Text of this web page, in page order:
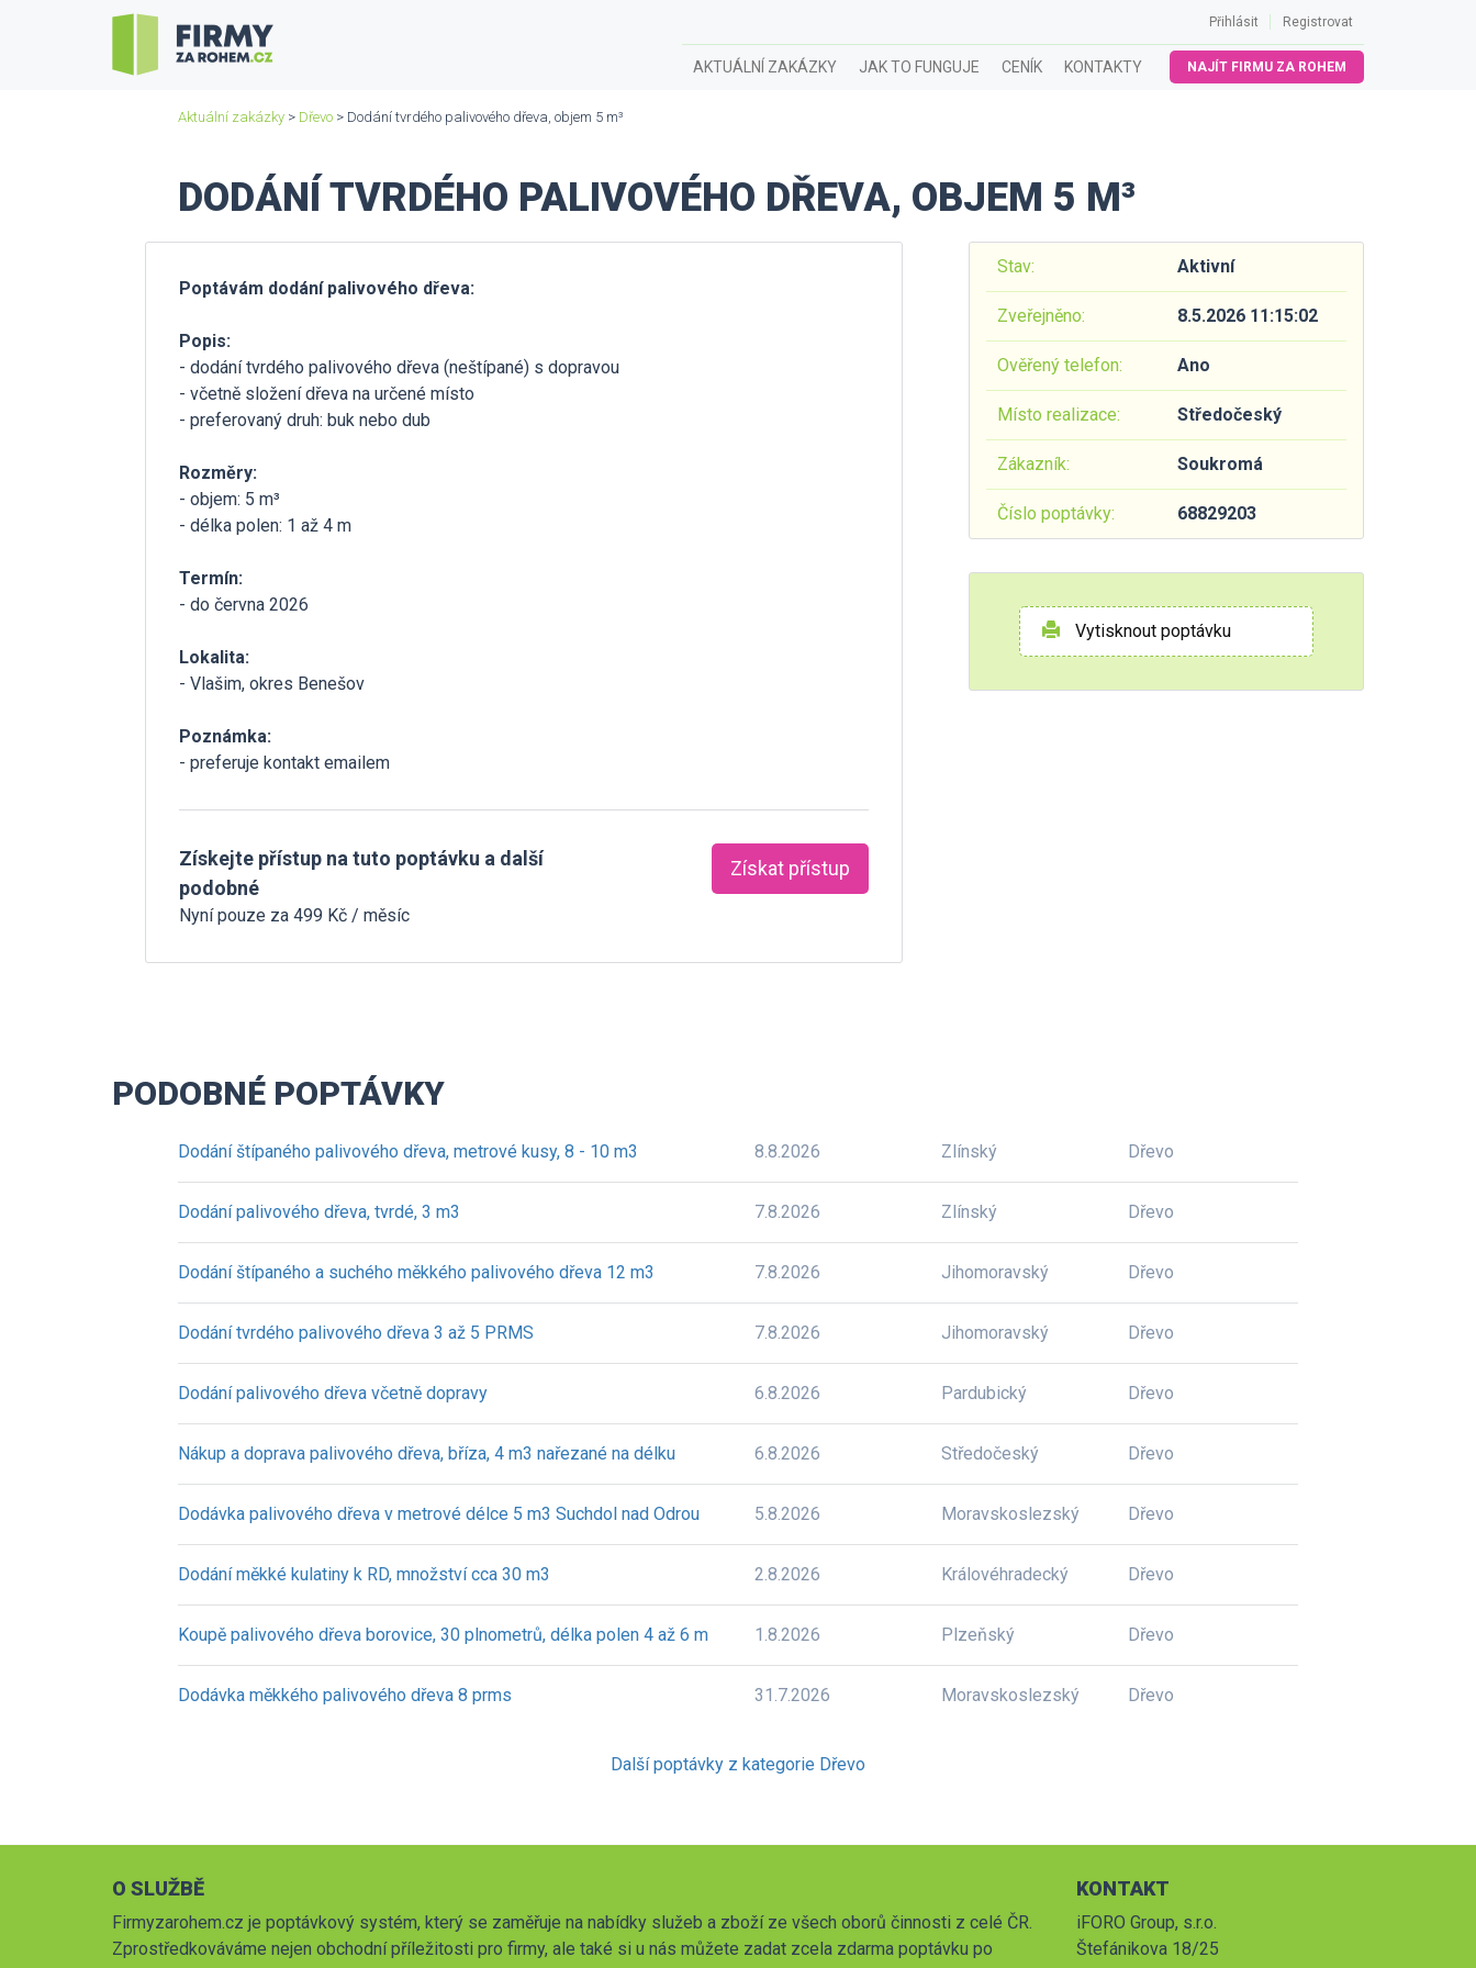
Přihlásit Registrovat
AKTUÁLNÍ ZAKÁZKY JAK TO FUNGUJE CENÍK KONTAKTY NAJÍT FIRMU ZA ROHEM
Aktuální zakázky > Dřevo > Dodání tvrdého palivového dřeva, objem 5 m³
DODÁNÍ TVRDÉHO PALIVOVÉHO DŘEVA, OBJEM 5 M³
Poptávám dodání palivového dřeva:
Popis:
- dodání tvrdého palivového dřeva (neštípané) s dopravou
- včetně složení dřeva na určené místo
- preferovaný druh: buk nebo dub
Rozměry:
- objem: 5 m³
- délka polen: 1 až 4 m
Termín:
- do června 2026
Lokalita:
- Vlašim, okres Benešov
Poznámka:
- preferuje kontakt emailem
Získejte přístup na tuto poptávku a další
podobné
Nyní pouze za 499 Kč / měsíc
Získat přístup
Stav: Aktivní
Zveřejněno: 8.5.2026 11:15:02
Ověřený telefon: Ano
Místo realizace: Středočeský
Zákazník: Soukromá
Číslo poptávky: 68829203
Vytisknout poptávku
PODOBNÉ POPTÁVKY
Dodání štípaného palivového dřeva, metrové kusy, 8 - 10 m3 8.8.2026 Zlínský Dřevo
Dodání palivového dřeva, tvrdé, 3 m3 7.8.2026 Zlínský Dřevo
Dodání štípaného a suchého měkkého palivového dřeva 12 m3 7.8.2026 Jihomoravský Dřevo
Dodání tvrdého palivového dřeva 3 až 5 PRMS 7.8.2026 Jihomoravský Dřevo
Dodání palivového dřeva včetně dopravy 6.8.2026 Pardubický Dřevo
Nákup a doprava palivového dřeva, bříza, 4 m3 nařezané na délku 6.8.2026 Středočeský Dřevo
Dodávka palivového dřeva v metrové délce 5 m3 Suchdol nad Odrou 5.8.2026 Moravskoslezský Dřevo
Dodání měkké kulatiny k RD, množství cca 30 m3 2.8.2026 Královéhradecký Dřevo
Koupě palivového dřeva borovice, 30 plnometrů, délka polen 4 až 6 m 1.8.2026 Plzeňský Dřevo
Dodávka měkkého palivového dřeva 8 prms 31.7.2026 Moravskoslezský Dřevo
Další poptávky z kategorie Dřevo
O SLUŽBĚ
Firmyzarohem.cz je poptávkový systém, který se zaměřuje na nabídky služeb a zboží ze všech oborů činnosti z celé ČR.
Zprostředkováváme nejen obchodní příležitosti pro firmy, ale také si u nás můžete zadat zcela zdarma poptávku po
KONTAKT
iFORO Group, s.r.o.
Štefánikova 18/25